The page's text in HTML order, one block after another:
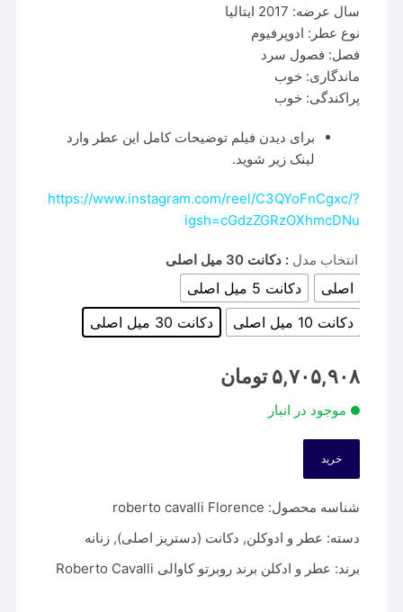
سال عرضه: 2017 ایتالیا
نوع عطر: ادوپرفیوم
فصل: فصول سرد
ماندگاری: خوب
پراکندگی: خوب
برای دیدن فیلم توضیحات کامل این عطر وارد
لینک زیر شوید.
https://www.instagram.com/reel/C3QYoFnCgxc/?
igsh=cGdzZGRzOXhmcDNu
انتخاب مدل : دکانت 30 میل اصلی
اصلی
دکانت 5 میل اصلی
دکانت 10 میل اصلی
دکانت 30 میل اصلی
۵,۷۰۵,۹۰۸ تومان
موجود در انبار
خرید
شناسه محصول: roberto cavalli Florence
دسته: عطر و ادوکلن, دکانت (دستریز اصلی),زنانه
برند: عطر و ادکلن برند روبرتو کاوالی Roberto Cavalli